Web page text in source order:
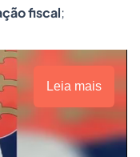
fiscal;
Leia mais